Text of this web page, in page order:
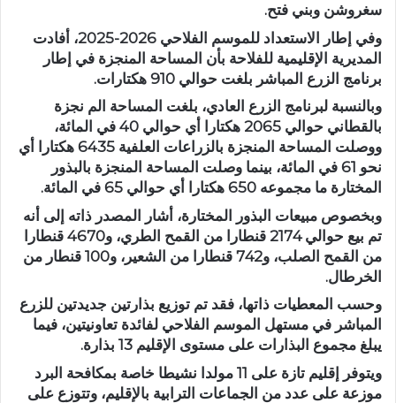
سغروشن وبني فتح.
وفي إطار الاستعداد للموسم الفلاحي 2026-2025، أفادت
المديرية الإقليمية للفلاحة بأن المساحة المنجزة في إطار
برنامج الزرع المباشر بلغت حوالي 910 هكتارات.
وبالنسبة لبرنامج الزرع العادي، بلغت المساحة الم نجزة
بالقطاني حوالي 2065 هكتارا أي حوالي 40 في المائة،
ووصلت المساحة المنجزة بالزراعات العلفية 6435 هكتارا أي
نحو 61 في المائة، بينما وصلت المساحة المنجزة بالبذور
المختارة ما مجموعه 650 هكتارا أي حوالي 65 في المائة.
وبخصوص مبيعات البذور المختارة، أشار المصدر ذاته إلى أنه
تم بيع حوالي 2174 قنطارا من القمح الطري، و4670 قنطارا
من القمح الصلب، و742 قنطارا من الشعير، و100 قنطار من
الخرطال.
وحسب المعطيات ذاتها، فقد تم توزيع بذارتين جديدتين للزرع
المباشر في مستهل الموسم الفلاحي لفائدة تعاونيتين، فيما
يبلغ مجموع البذارات على مستوى الإقليم 13 بذارة.
ويتوفر إقليم تازة على 11 مولدا نشيطا خاصة بمكافحة البرد
موزعة على عدد من الجماعات الترابية بالإقليم، وتتوزع على